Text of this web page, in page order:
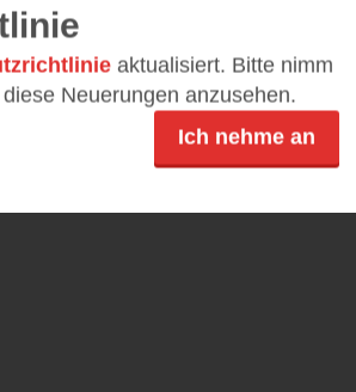
aktualisiert. Bitte nimm
Neuerungen anzusehen.
Ich nehme an